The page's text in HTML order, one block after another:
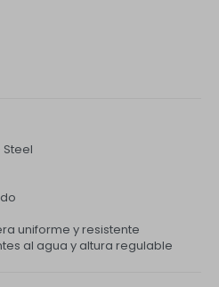
uniforme y resistente
al agua y altura regulable